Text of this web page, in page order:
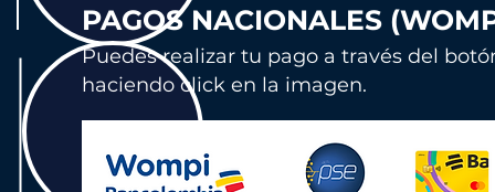
PAGOS NACIONALES
Puedes realizar tu pago a través del
haciendo click en la imagen.